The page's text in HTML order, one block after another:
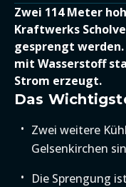
Zwei 114 Meter
Kraftwerks
gesprengt
mit Wasserstoff
Strom erzeugt.
Das
Zwei weitere
Gelsenkirchen
Die Sprengung